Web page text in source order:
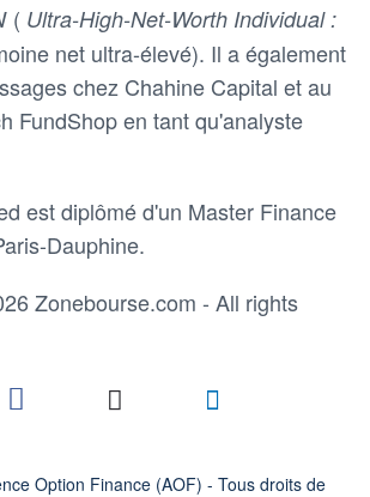
( Ultra-High-Net-Worth Individual :
net ultra-élevé). Il a également
chez Chahine Capital et au
FundShop en tant qu'analyste
est diplômé d'un Master Finance
Dauphine.
Zonebourse.com - All rights
Option Finance (AOF) - Tous droits de